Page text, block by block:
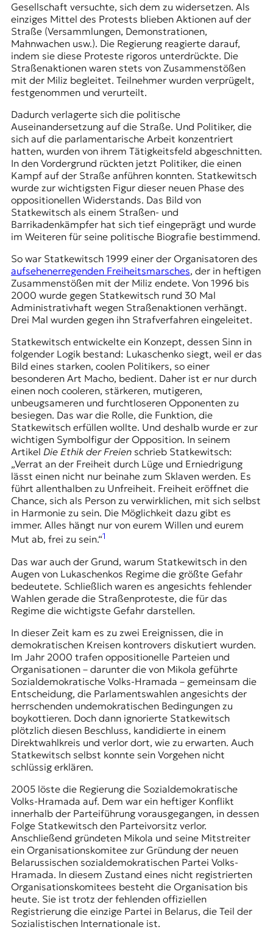
Gesellschaft versuchte, sich dem zu widersetzen. Als
einziges Mittel des Protests blieben Aktionen auf der
Straße (Versammlungen, Demonstrationen,
Mahnwachen usw.). Die Regierung reagierte darauf,
indem sie diese Proteste rigoros unterdrückte. Die
Straßenaktionen waren stets von Zusammenstößen
mit der Miliz begleitet. Teilnehmer wurden verprügelt,
festgenommen und verurteilt.
Dadurch verlagerte sich die politische
Auseinandersetzung auf die Straße. Und Politiker, die
sich auf die parlamentarische Arbeit konzentriert
hatten, wurden von ihrem Tätigkeitsfeld abgeschnitten.
In den Vordergrund rückten jetzt Politiker, die einen
Kampf auf der Straße anführen konnten. Statkewitsch
wurde zur wichtigsten Figur dieser neuen Phase des
oppositionellen Widerstands. Das Bild von
Statkewitsch als einem Straßen- und
Barrikadenkämpfer hat sich tief eingeprägt und wurde
im Weiteren für seine politische Biografie bestimmend.
So war Statkewitsch 1999 einer der Organisatoren des
aufsehenerregenden Freiheitsmarsches, der in heftigen
Zusammenstößen mit der Miliz endete. Von 1996 bis
2000 wurde gegen Statkewitsch rund 30 Mal
Administrativhaft wegen Straßenaktionen verhängt.
Drei Mal wurden gegen ihn Strafverfahren eingeleitet.
Statkewitsch entwickelte ein Konzept, dessen Sinn in
folgender Logik bestand: Lukaschenko siegt, weil er das
Bild eines starken, coolen Politikers, so einer
besonderen Art Macho, bedient. Daher ist er nur durch
einen noch cooleren, stärkeren, mutigeren,
unbeugsameren und furchtloseren Opponenten zu
besiegen. Das war die Rolle, die Funktion, die
Statkewitsch erfüllen wollte. Und deshalb wurde er zur
wichtigen Symbolfigur der Opposition. In seinem
Artikel Die Ethik der Freienschrieb Statkewitsch:
„Verrat an der Freiheit durch Lüge und Erniedrigung
lässt einen nicht nur beinahe zum Sklaven werden. Es
führt allenthalben zu Unfreiheit. Freiheit eröffnet die
Chance, sich als Person zu verwirklichen, mit sich selbst
in Harmonie zu sein. Die Möglichkeit dazu gibt es
immer. Alles hängt nur von eurem Willen und eurem
Mut ab, frei zu sein.“1
Das war auch der Grund, warum Statkewitsch in den
Augen von Lukaschenkos Regime die größte Gefahr
bedeutete. Schließlich waren es angesichts fehlender
Wahlen gerade die Straßenproteste, die für das
Regime die wichtigste Gefahr darstellen.
In dieser Zeit kam es zu zwei Ereignissen, die in
demokratischen Kreisen kontrovers diskutiert wurden.
Im Jahr 2000 trafen oppositionelle Parteien und
Organisationen – darunter die von Mikola geführte
Sozialdemokratische Volks-Hramada – gemeinsam die
Entscheidung, die Parlamentswahlen angesichts der
herrschenden undemokratischen Bedingungen zu
boykottieren. Doch dann ignorierte Statkewitsch
plötzlich diesen Beschluss, kandidierte in einem
Direktwahlkreis und verlor dort, wie zu erwarten. Auch
Statkewitsch selbst konnte sein Vorgehen nicht
schlüssig erklären.
2005 löste die Regierung die Sozialdemokratische
Volks-Hramada auf. Dem war ein heftiger Konflikt
innerhalb der Parteiführung vorausgegangen, in dessen
Folge Statkewitsch den Parteivorsitz verlor.
Anschließend gründeten Mikola und seine Mitstreiter
ein Organisationskomitee zur Gründung der neuen
Belarussischen sozialdemokratischen Partei Volks-
Hramada. In diesem Zustand eines nicht registrierten
Organisationskomitees besteht die Organisation bis
heute. Sie ist trotz der fehlenden offiziellen
Registrierung die einzige Partei in Belarus, die Teil der
Sozialistischen Internationale ist.